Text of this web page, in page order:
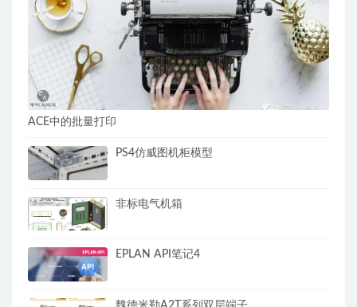
ACE中的批量打印
PS4仿威图机柜模型
非标电气机箱
EPLAN API笔记4